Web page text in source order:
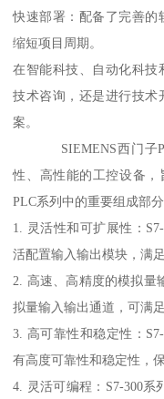
快速部署：配备了完善的
缩短项目周期。
在智能科技、自动化科技
技术咨询，还是进行技术
案。
SIEMENS西门子PLC
性、高性能的工控设备，
PLC系列中的重要组成部
1. 灵活性和可扩展性：
活配置输入输出模块，满
2. 高速、高精度的模拟量
拟量输入输出通道，可满
3. 高可靠性和稳定性：
有高度可靠性和稳定性，
4. 灵活可编程：S7-300系